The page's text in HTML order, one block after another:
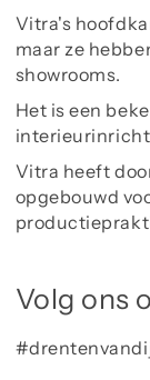
Vitra's
maar ze
showrooms.
Het is een
Vitra heeft
opgebouwd
Volg ons